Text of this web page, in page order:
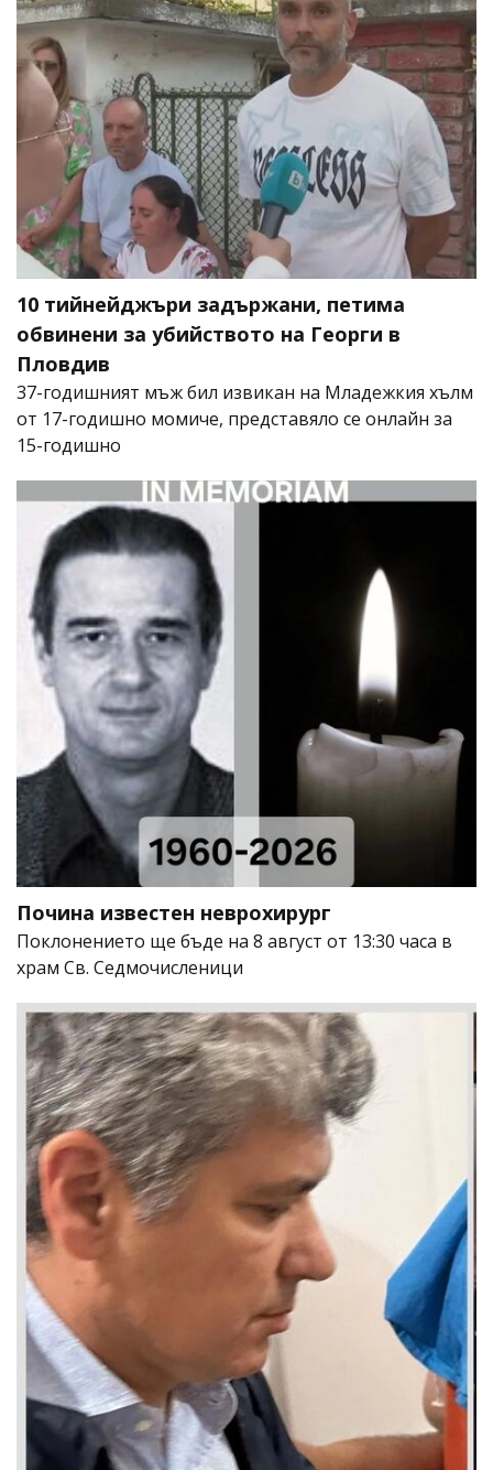
10 тийнейджъри задържани, петима
обвинени за убийството на Георги в
Пловдив
37-годишният мъж бил извикан на Младежкия хълм
от 17-годишно момиче, представяло се онлайн за
15-годишно
Почина известен неврохирург
Поклонението ще бъде на 8 август от 13:30 часа в
храм Св. Седмочисленици